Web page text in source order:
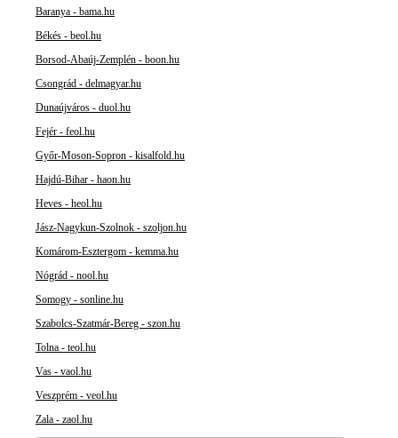
Baranya - bama.hu
Békés - beol.hu
Borsod-Abaúj-Zemplén - boon.hu
Csongrád - delmagyar.hu
Dunaújváros - duol.hu
Fejér - feol.hu
Győr-Moson-Sopron - kisalfold.hu
Hajdú-Bihar - haon.hu
Heves - heol.hu
Jász-Nagykun-Szolnok - szoljon.hu
Komárom-Esztergom - kemma.hu
Nógrád - nool.hu
Somogy - sonline.hu
Szabolcs-Szatmár-Bereg - szon.hu
Tolna - teol.hu
Vas - vaol.hu
Veszprém - veol.hu
Zala - zaol.hu